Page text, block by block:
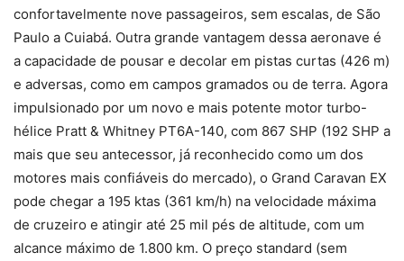
confortavelmente nove passageiros, sem escalas, de São
Paulo a Cuiabá. Outra grande vantagem dessa aeronave é
a capacidade de pousar e decolar em pistas curtas (426 m)
e adversas, como em campos gramados ou de terra. Agora
impulsionado por um novo e mais potente motor turbo-
hélice Pratt & Whitney PT6A-140, com 867 SHP (192 SHP a
mais que seu antecessor, já reconhecido como um dos
motores mais confiáveis do mercado), o Grand Caravan EX
pode chegar a 195 ktas (361 km/h) na velocidade máxima
de cruzeiro e atingir até 25 mil pés de altitude, com um
alcance máximo de 1.800 km. O preço standard (sem